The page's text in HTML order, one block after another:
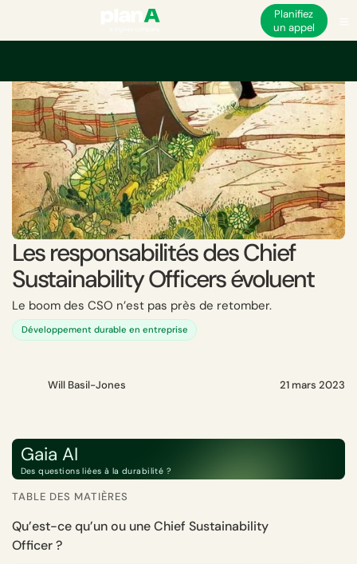
Planifiez
un appel
Les responsabilités des Chief
Sustainability Officers évoluent
Le boom des CSO n’est pas près de retomber.
Développement durable en entreprise
Will Basil-Jones 21 mars 2023
Gaia AI
Des questions liées à la durabilité ?
TABLE DES MATIÈRES
Qu’est-ce qu’un ou une Chief Sustainability
Officer ?